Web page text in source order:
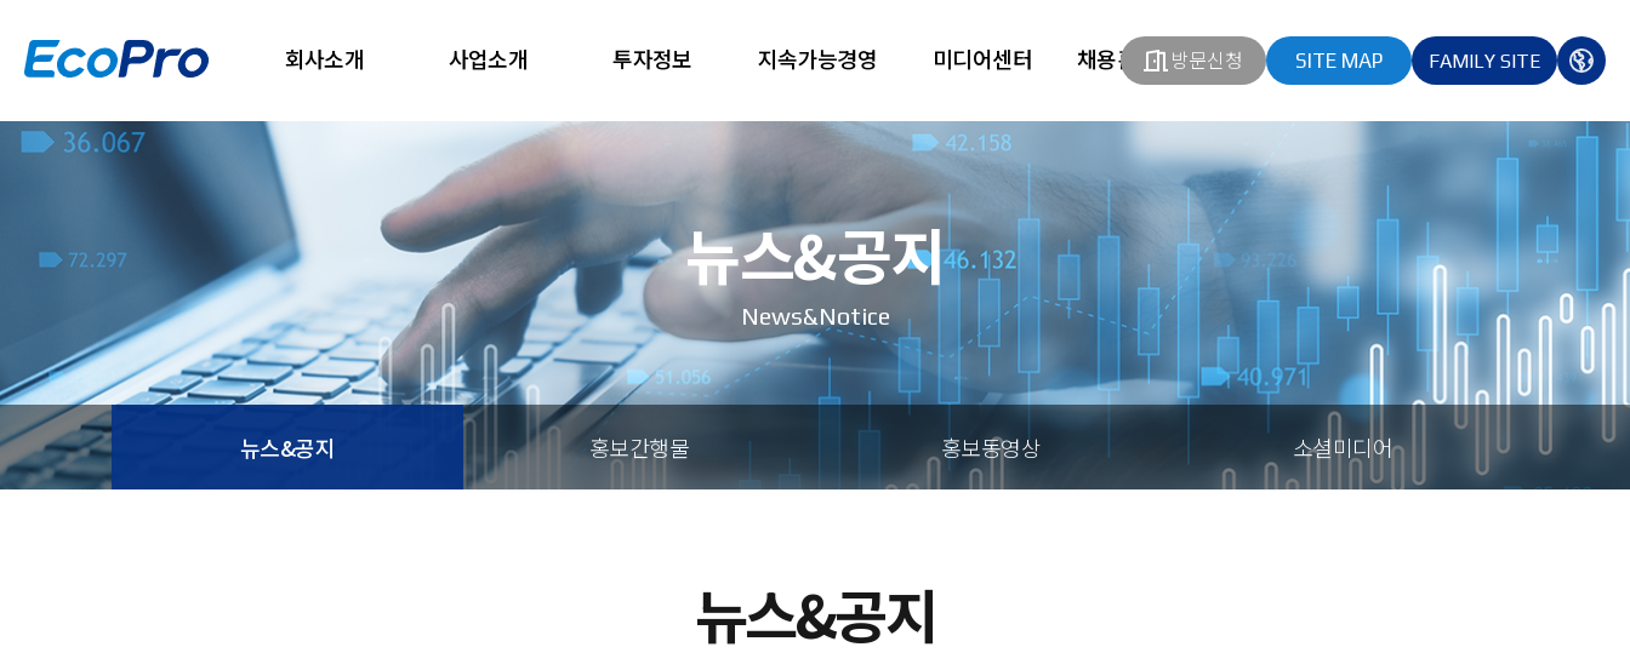
회사소개 사업소개 투자정보 지속가능경영 미디어센터 채용홈페이지방문신청 SITE MAP
열기 FAMILY SITE
열기
다국
뉴스&공지
News&Notice
뉴스&공지 홍보간행물 홍보동영상 소셜미디어
뉴스&공지